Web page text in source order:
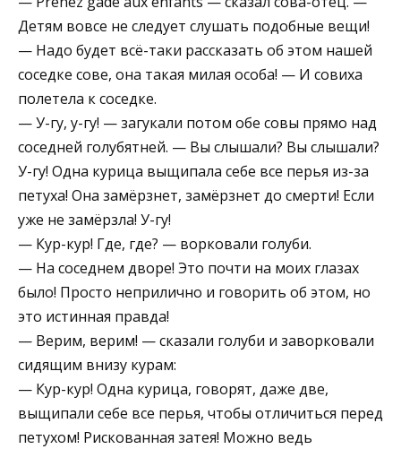
Детям вовсе не следует слушать подобные вещи!
— Надо будет всё-таки рассказать об этом нашей
соседке сове, она такая милая особа! — И совиха
полетела к соседке.
— У-гу, у-гу! — загукали потом обе совы прямо над
соседней голубятней. — Вы слышали? Вы слышали?
У-гу! Одна курица выщипала себе все перья из-за
петуха! Она замёрзнет, замёрзнет до смерти! Если
уже не замёрзла! У-гу!
— Кур-кур! Где, где? — ворковали голуби.
— На соседнем дворе! Это почти на моих глазах
было! Просто неприлично и говорить об этом, но
это истинная правда!
— Верим, верим! — сказали голуби и заворковали
сидящим внизу курам:
— Кур-кур! Одна курица, говорят, даже две,
выщипали себе все перья, чтобы отличиться перед
петухом! Рискованная затея! Можно ведь